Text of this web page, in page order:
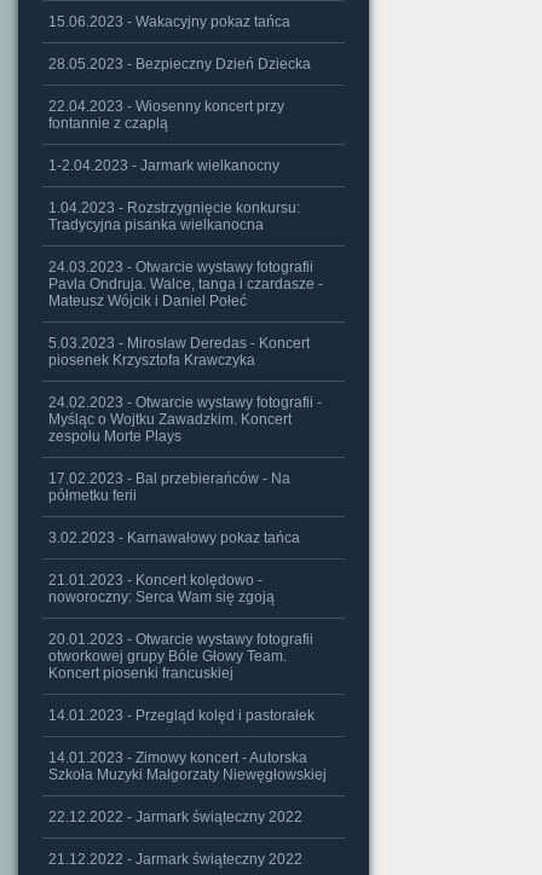
15.06.2023 - Wakacyjny pokaz tańca
28.05.2023 - Bezpieczny Dzień Dziecka
22.04.2023 - Wiosenny koncert przy
fontannie z czaplą
1-2.04.2023 - Jarmark wielkanocny
1.04.2023 - Rozstrzygnięcie konkursu:
Tradycyjna pisanka wielkanocna
24.03.2023 - Otwarcie wystawy fotografii
Pavla Ondruja. Walce, tanga i czardasze -
Mateusz Wójcik i Daniel Połeć
5.03.2023 - Mirosław Deredas - Koncert
piosenek Krzysztofa Krawczyka
24.02.2023 - Otwarcie wystawy fotografii -
Myśląc o Wojtku Zawadzkim. Koncert
zespołu Morte Plays
17.02.2023 - Bal przebierańców - Na
półmetku ferii
3.02.2023 - Karnawałowy pokaz tańca
21.01.2023 - Koncert kolędowo -
noworoczny: Serca Wam się zgoją
20.01.2023 - Otwarcie wystawy fotografii
otworkowej grupy Bóle Głowy Team.
Koncert piosenki francuskiej
14.01.2023 - Przegląd kolęd i pastorałek
14.01.2023 - Zimowy koncert - Autorska
Szkoła Muzyki Małgorzaty Niewęgłowskiej
22.12.2022 - Jarmark świąteczny 2022
21.12.2022 - Jarmark świąteczny 2022